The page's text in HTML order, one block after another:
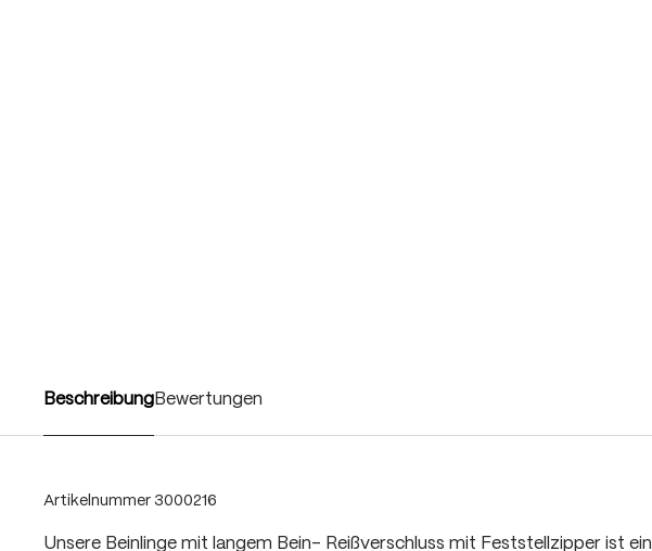
Beschreibung Bewertungen
Artikelnummer 3000216
Unsere Beinlinge mit langem Bein- Reißverschluss mit Feststellzipper ist ein